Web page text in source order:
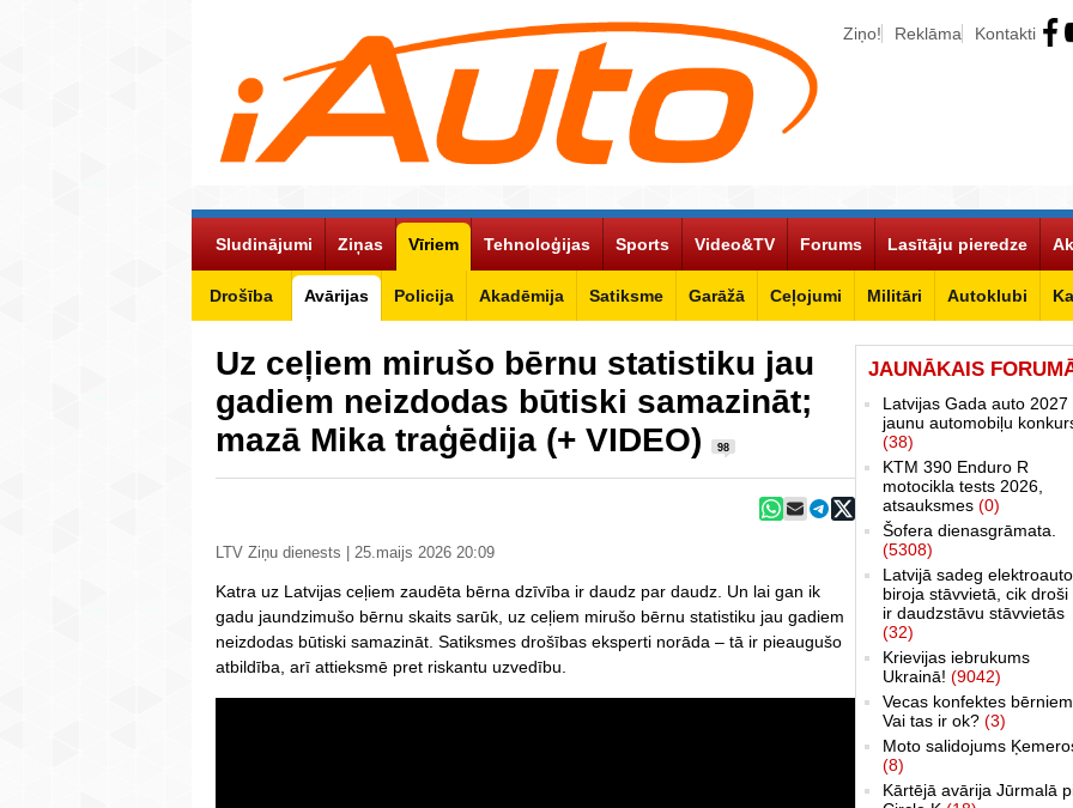
Ziņo! Reklāma Kontakti
Sludinājumi Ziņas Vīriem
Drošība Avārijas Policija Akadēmija Satiksme Garāžā Ceļojumi Militāri Autoklubi
Tehnoloģijas Sports Video&TV Forums Lasītāju pieredze
Uz ceļiem mirušo bērnu statistiku jau
gadiem neizdodas būtiski samazināt;
mazā Mika traģēdija (+ VIDEO)
98
LTV Ziņu dienests | 25.maijs 2026 20:09
Katra uz Latvijas ceļiem zaudēta bērna dzīvība ir daudz par daudz. Un lai gan ik
gadu jaundzimušo bērnu skaits sarūk, uz ceļiem mirušo bērnu statistiku jau gadiem
neizdodas būtiski samazināt. Satiksmes drošības eksperti norāda – tā ir pieaugušo
atbildība, arī attieksmē pret riskantu uzvedību.
JAUNĀKAIS
Latvijas Gada auto 2027
jaunu automobiļu
(38)
KTM 390 Enduro R
motocikla tests 2026,
atsauksmes (0)
Šofera dienasgrāmata.
(5308)
Latvijā sadeg elektroauto
biroja stāvvietā, cik droši
ir daudzstāvu stāvvietās
(32)
Krievijas iebrukums
Ukrainā! (9042)
Vecas konfektes
Vai tas ir ok? (3)
Moto salidojums
(8)
Kārtējā avārija Jūrmalā